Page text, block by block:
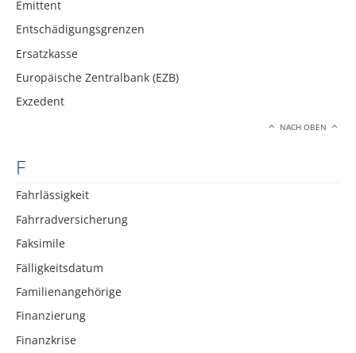
Emittent
Entschädigungsgrenzen
Ersatzkasse
Europäische Zentralbank (EZB)
Exzedent
NACH OBEN
F
Fahrlässigkeit
Fahrradversicherung
Faksimile
Fälligkeitsdatum
Familienangehörige
Finanzierung
Finanzkrise